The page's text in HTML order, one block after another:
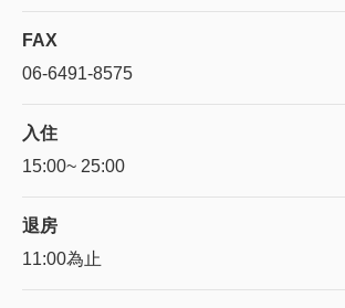
FAX
06-6491-8575
入住
15:00~ 25:00
退房
11:00為止